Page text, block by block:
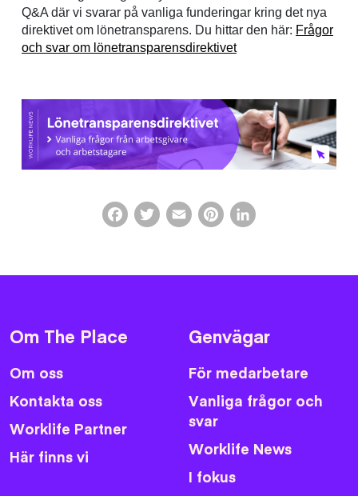
Q&A där vi svarar på vanliga funderingar kring det nya
direktivet om lönetransparens. Du hittar den här: Frågor
och svar om lönetransparensdirektivet
Facebook
Twitter
EmailPinterest
Om The Place
Om oss
Kontakta oss
Worklife Partner
Här finns vi
Genvägar
För medarbetare
Vanliga frågor och
svar
Worklife News
I fokus